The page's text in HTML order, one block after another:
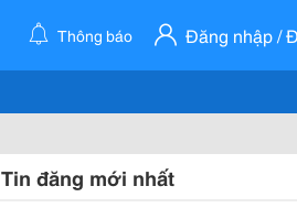
Thông báo Đăng nhập /
Tin đăng mới nhất